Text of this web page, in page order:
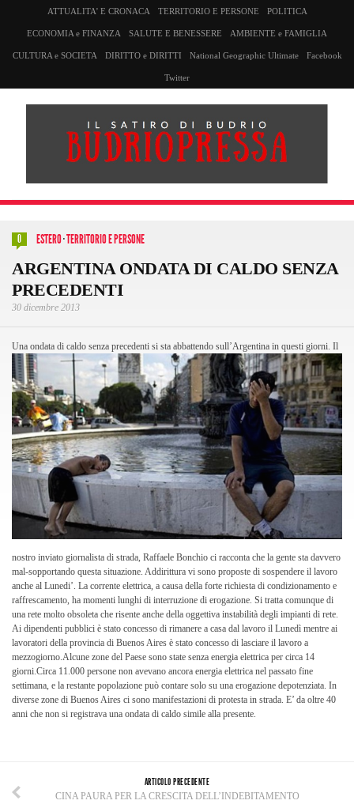
ATTUALITA’ E CRONACA TERRITORIO E PERSONE POLITICA
ECONOMIA e FINANZA SALUTE E BENESSERE AMBIENTE e FAMIGLIA
CULTURA e SOCIETA DIRITTO e DIRITTI National Geographic Ultimate Facebook
Twitter
0 ESTERO·TERRITORIO E PERSONE
ARGENTINA ONDATA DI CALDO SENZA
PRECEDENTI
30 dicembre 2013
Una ondata di caldo senza precedenti si sta abbattendo sull’Argentina in questi giorni. Il
nostro inviato giornalista di strada, Raffaele Bonchio ci racconta che la gente sta davvero
mal-sopportando questa situazione. Addirittura vi sono proposte di sospendere il lavoro
anche al Lunedi’. La corrente elettrica, a causa della forte richiesta di condizionamento e
raffrescamento, ha momenti lunghi di interruzione di erogazione. Si tratta comunque di
una rete molto obsoleta che risente anche della oggettiva instabilità degli impianti di rete.
Ai dipendenti pubblici è stato concesso di rimanere a casa dal lavoro il Lunedì mentre ai
lavoratori della provincia di Buenos Aires è stato concesso di lasciare il lavoro a
mezzogiorno.Alcune zone del Paese sono state senza energia elettrica per circa 14
giorni.Circa 11.000 persone non avevano ancora energia elettrica nel passato fine
settimana, e la restante popolazione può contare solo su una erogazione depotenziata. In
diverse zone di Buenos Aires ci sono manifestazioni di protesta in strada. E’ da oltre 40
anni che non si registrava una ondata di caldo simile alla presente.
ARTICOLO PRECEDENTE
CINA PAURA PER LA CRESCITA DELL’INDEBITAMENTO